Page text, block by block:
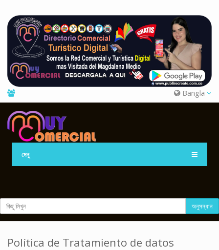
Bangla
মেনু
অনুসন্ধান
Política de Tratamiento de datos